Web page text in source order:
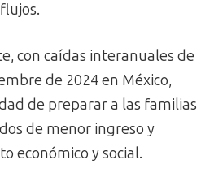
con caídas interanuales de
de 2024 en México,
de preparar a las familias
de menor ingreso y
económico y social.